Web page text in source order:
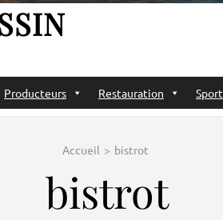
Producteurs Restauration Sport
Accueil > bistrot
bistrot